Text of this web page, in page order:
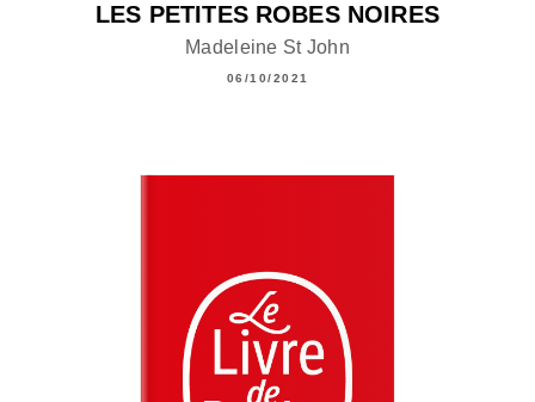
LES PETITES ROBES NOIRES
Madeleine St John
06/10/2021